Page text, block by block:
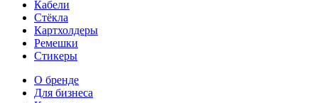
Кабели
Cтёкла
Картхолдеры
Ремешки
Стикеры
О бренде
Для бизнеса